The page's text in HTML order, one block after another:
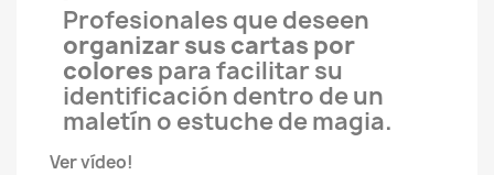
Profesionales que deseen
organizar sus cartas por
colores para facilitar su
identificación dentro de un
maletín o estuche de magia.
Ver vídeo!